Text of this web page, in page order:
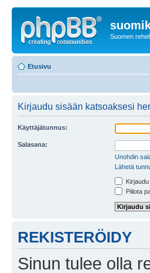
Suomen
Etusivu
Kirjaudu sisään katsoaksesi
Käyttäjätunnus:
Salasana:
Unohdin
Lähetä
Piilota
REKISTERÖIDY
Sinun tulee olla